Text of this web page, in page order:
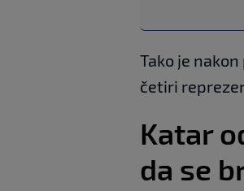
Tako je
četiri
Katar
da se